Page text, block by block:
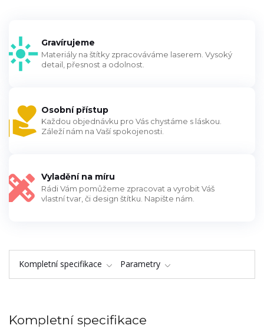
Gravírujeme
Materiály na štítky zpracováváme laserem. Vysoký
detail, přesnost a odolnost.
Osobní přístup
Každou objednávku pro Vás chystáme s láskou.
Záleží nám na Vaší spokojenosti.
Vyladění na míru
Rádi Vám pomůžeme zpracovat a vyrobit Váš
vlastní tvar, či design štítku. Napište nám.
Kompletní specifikace Parametry
Kompletní specifikace